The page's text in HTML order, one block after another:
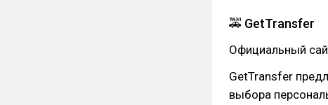
🚕 GetTransfer
Официальный
GetTransfer
выбора